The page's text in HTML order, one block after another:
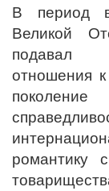
В период
Великой
подавал
отношения
романтику